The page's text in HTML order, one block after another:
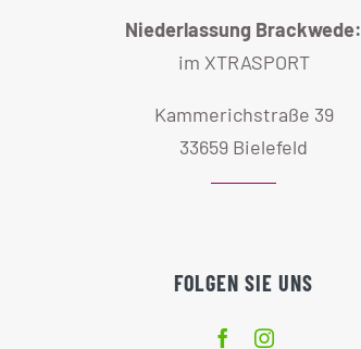
Niederlassung Brackwede:
im XTRASPORT
Kammerichstraße 39
33659 Bielefeld
FOLGEN SIE UNS